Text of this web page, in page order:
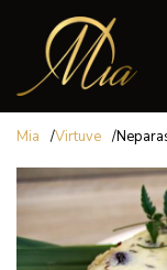
Mia /Virtuve /